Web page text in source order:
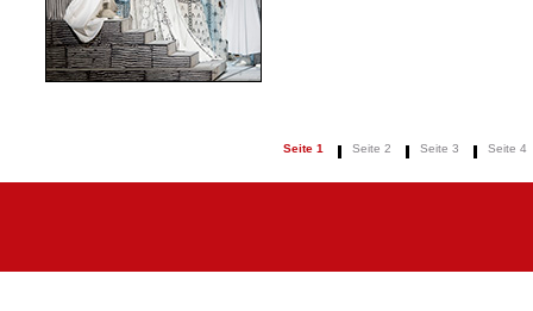
Seite 1 Seite 2 Seite 3 Seite 4